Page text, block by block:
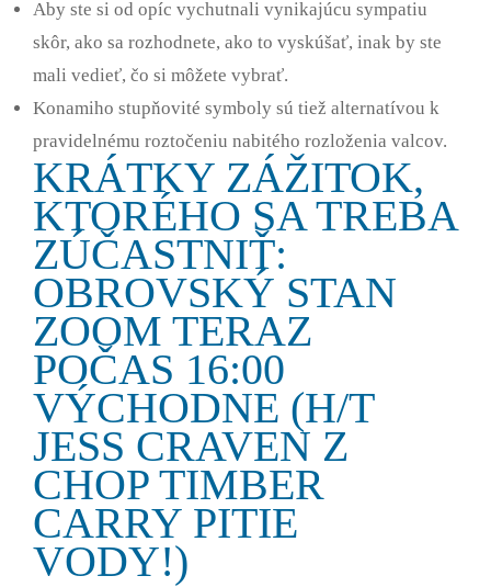
Aby ste si od opíc vychutnali vynikajúcu sympatiu
skôr, ako sa rozhodnete, ako to vyskúšať, inak by ste
mali vedieť, čo si môžete vybrať.
Konamiho stupňovité symboly sú tiež alternatívou k
pravidelnému roztočeniu nabitého rozloženia valcov.
KRÁTKY ZÁŽITOK,
KTORÉHO SA TREBA
ZÚČASTNIŤ:
OBROVSKÝ STAN
ZOOM TERAZ
POČAS 16:00
VÝCHODNE (H/T
JESS CRAVEN Z
CHOP TIMBER
CARRY PITIE
VODY!)